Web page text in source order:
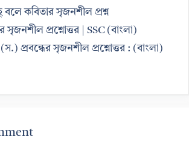
কবিতার সৃজনশীল প্রশ্ন
সৃজনশীল প্রশ্নোত্তর | SSC (বাংলা)
প্রবন্ধের সৃজনশীল প্রশ্নোত্তর : (বাংলা)